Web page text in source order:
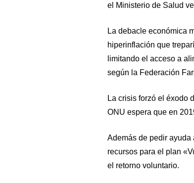
el Ministerio de Salud
La debacle económica
hiperinflación que
limitando el acceso a
según la Federación
La crisis forzó el éxodo
ONU espera que en
Además de pedir ayuda
recursos para el plan
el retorno voluntario.